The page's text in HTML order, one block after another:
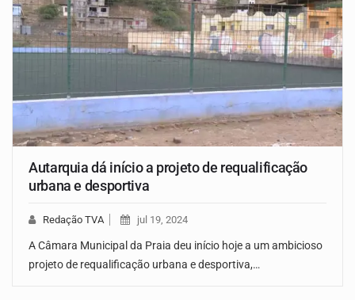
Autarquia dá início a projeto de requalificação
urbana e desportiva
Redação TVA jul 19, 2024
A Câmara Municipal da Praia deu início hoje a um ambicioso
projeto de requalificação urbana e desportiva,…